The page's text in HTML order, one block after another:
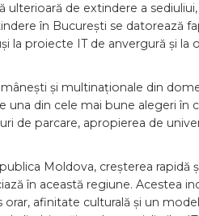
ulterioară de extindere a
în București se datorează
la proiecte IT de anvergură și la
și multinaționale din
una din cele mai bune alegeri în
de parcare, apropierea de
Moldova, creșterea rapidă
în această regiune. Acestea
afinitate culturală și un